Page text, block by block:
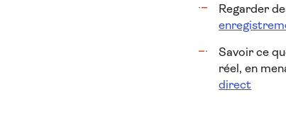
Regarder
Savoir ce
réel, en
direct